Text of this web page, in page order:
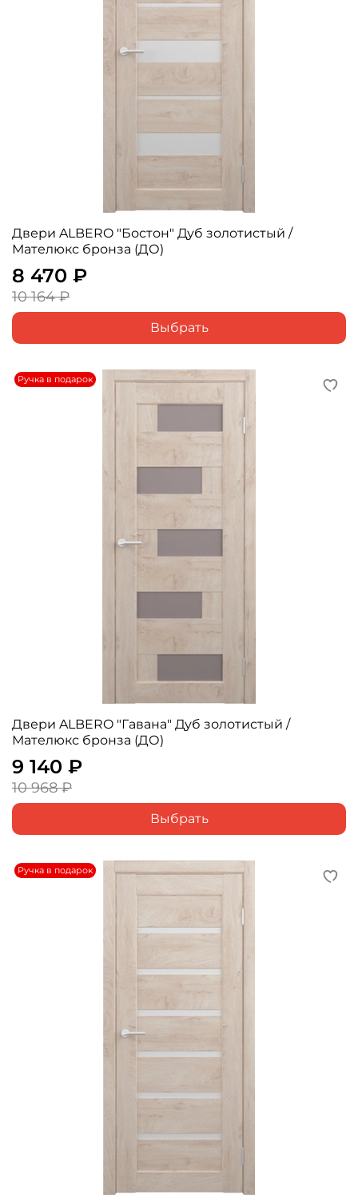
Двери ALBERO "Бостон" Дуб золотистый /
Мателюкс бронза (ДО)
8 470 ₽
10 164 ₽
Выбрать
Ручка в подарок
Двери ALBERO "Гавана" Дуб золотистый /
Мателюкс бронза (ДО)
9 140 ₽
10 968 ₽
Выбрать
Ручка в подарок